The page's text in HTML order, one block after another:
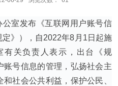
室发布《互联网用户账号信
》），自2022年8月1日起施
有关负责人表示，出台《规
账号信息的管理，弘扬社会主
社会公共利益，保护公民、